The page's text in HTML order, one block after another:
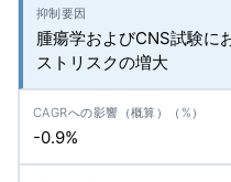
腫瘍学およびCNS試験に
ストリスクの増大
-0.9%